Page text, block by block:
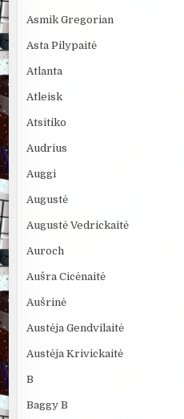
Asmik Gregorian
Asta Pilypaitė
Atlanta
Atleisk
Atsitiko
Audrius
Auggi
Augustė
Augustė Vedrickaitė
Auroch
Aušra Cicėnaitė
Aušrinė
Austėja Gendvilaitė
Austėja Krivickaitė
B
Baggy B